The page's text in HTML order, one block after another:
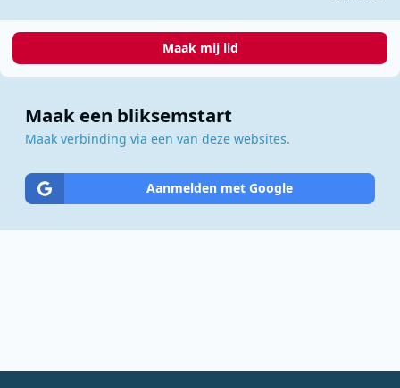
Maak mij lid
Maak een bliksemstart
Maak verbinding via een van deze websites.
Aanmelden met Google